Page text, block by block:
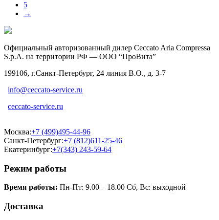
5
→
Официальный авторизованный дилер Ceccato Aria Compressa
S.p.A. на территории РФ — ООО “ПроВита”
199106, г.Санкт-Петербург, 24 линия В.О., д. 3-7
info@ceccato-service.ru
ceccato-service.ru
Москва:+7 (499)495-44-96
Санкт-Петербург:+7 (812)611-25-46
Екатеринбург:+7(343) 243-59-64
Режим работы
Время работы: Пн-Пт: 9.00 – 18.00 Сб, Вс: выходной
Доставка